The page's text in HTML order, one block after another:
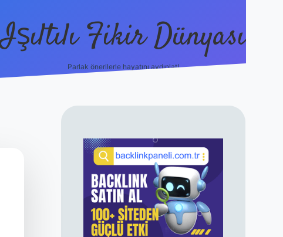
Işıltılı Fikir Dünyası
Parlak önerilerle hayatını aydınlat!
SIDEBAR
ilbet canlı